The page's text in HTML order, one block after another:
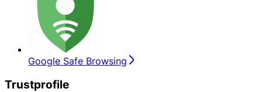
Google Safe Browsing
Trustprofile